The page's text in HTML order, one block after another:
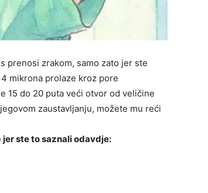
prenosi zrakom, samo zato jer ste
mikrona prolaze kroz pore
15 do 20 puta veći otvor od veličine
zaustavljanju, možete mu reći
jer ste to saznali odavdje: